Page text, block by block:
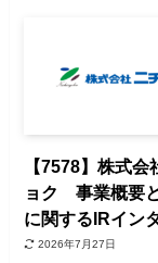
【7578】株式会
ョク 事業概要
に関するIRイン
2026年7月27日